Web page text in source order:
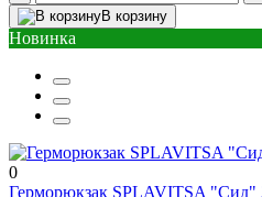
В корзину
Новинка
0
Герморюкзак SPLAVITSA "Сид"